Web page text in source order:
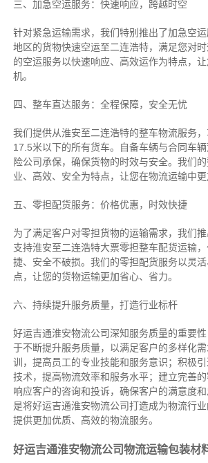
三、加急空运服务：快速响应，跨越时空
针对紧急运输需求，我们特别推出了加急空
地区的货物快速空运至二连浩特，满足您对
的空运服务以快速响应、高效运作为特点，
机。
四、整车直达服务：全程保障，安全无忧
我们提供从淮安至二连浩特的整车物流服务
17.5米以下的所有货车。自备车辆与合同车
险公司承保，确保货物的时效与安全。我们
业、高效、安全为特点，让您在物流运输中更
五、零担配货服务：价格优惠，时效快捷
为了满足客户对零担货物的运输需求，我们推
支持淮安至二连浩特大票零担整车配货运输
捷、安全不破损。我们的零担配货服务以灵
点，让您的货物运输更加省心、省力。
六、持续提升服务质量，打造行业标杆
好运吉通淮安物流公司深知服务质量的重要
于不断提升服务质量，以满足客户的多样化
训，提高员工的专业技能和服务意识；积极
技术，提高物流效率和服务水平；建立完善
响应客户的咨询和投诉，确保客户的满意度
是将好运吉通淮安物流公司打造成为物流行
提供更加优质、高效的物流服务。
好运吉通淮安物流公司物流运输包装材